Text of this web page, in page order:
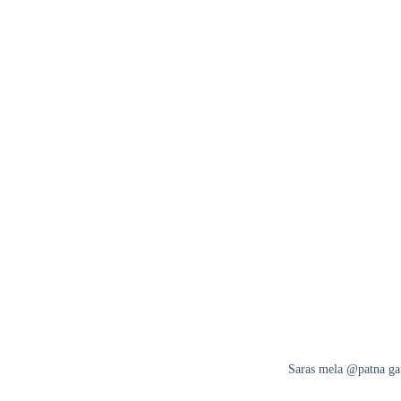
Saras mela @patna